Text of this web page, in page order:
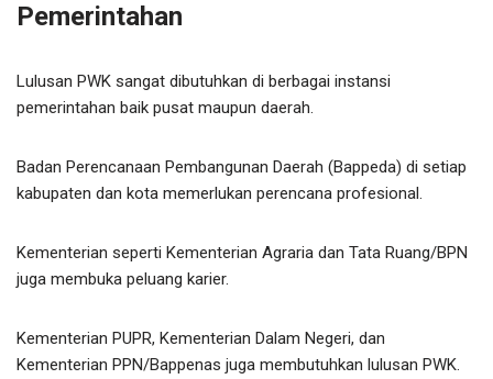
Pemerintahan
Lulusan PWK sangat dibutuhkan di berbagai instansi
pemerintahan baik pusat maupun daerah.
Badan Perencanaan Pembangunan Daerah (Bappeda) di setiap
kabupaten dan kota memerlukan perencana profesional.
Kementerian seperti Kementerian Agraria dan Tata Ruang/BPN
juga membuka peluang karier.
Kementerian PUPR, Kementerian Dalam Negeri, dan
Kementerian PPN/Bappenas juga membutuhkan lulusan PWK.